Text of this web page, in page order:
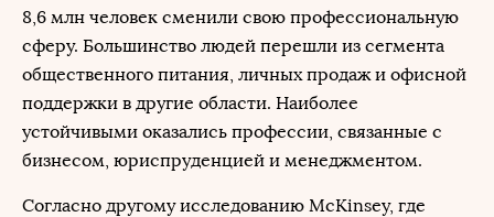
8,6 млн человек сменили свою профессиональную
сферу. Большинство людей перешли из сегмента
общественного питания, личных продаж и офисной
поддержки в другие области. Наиболее
устойчивыми оказались профессии, связанные с
бизнесом, юриспруденцией и менеджментом.
Согласно другому исследованию McKinsey, где